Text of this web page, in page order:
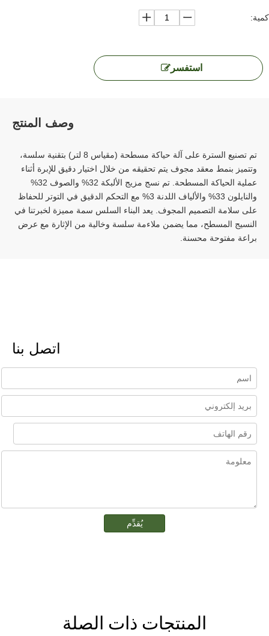
كمية:
استفسر
وصف المنتج
تم تصنيع السترة على آلة حياكة مسطحة (مقياس 8 لتر) بتقنية سلسة،
وتتميز بنمط معقد مجوف يتم تحقيقه من خلال اختيار دقيق للإبرة أثناء
عملية الحياكة المسطحة. تم نسج مزيج الألبكة 32% والصوف 32%
والنايلون 33% والألياف اللدنة 3% مع التحكم الدقيق في التوتر للحفاظ
على سلامة التصميم المجوف. يعد البناء السلس سمة مميزة لخبرتنا في
النسيج المسطح، مما يضمن ملاءمة سلسة وخالية من الإثارة مع عرض
براعة مفتوحة محسنة.
اتصل بنا
يُقدِّم
المنتجات ذات الصلة